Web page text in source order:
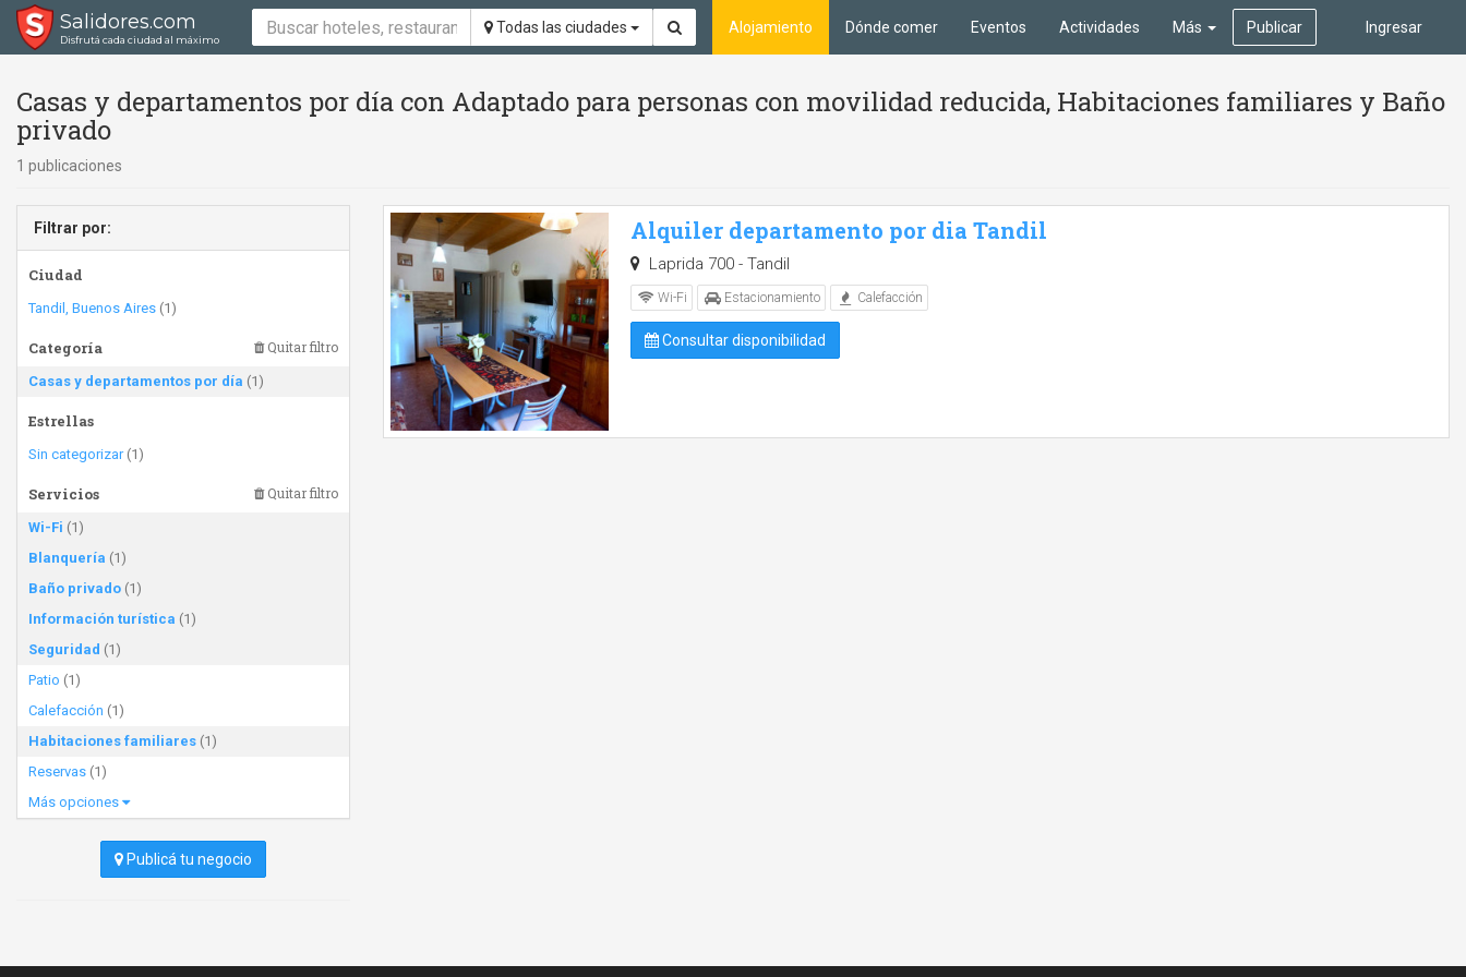
Salidores.com
Disfrutá cada ciudad al máximo
Todas las ciudades Ingresar
Alojamiento Dónde comer Eventos Actividades Más Publicar
Casas y departamentos por día con Adaptado para personas con movilidad reducida, Habitaciones familiares y Baño
privado
1 publicaciones
Filtrar por:
Ciudad
Tandil, Buenos Aires (1)
Categoría Quitar filtro
Casas y departamentos por día (1)
Estrellas
Sin categorizar(1)
Servicios Quitar filtro
Wi-Fi (1)
Blanquería (1)
Baño privado (1)
Información turística (1)
Seguridad (1)
Patio (1)
Calefacción (1)
Habitaciones familiares (1)
Reservas (1)
Más opciones
Publicá tu negocio
Alquiler departamento por dia Tandil
Laprida 700 - Tandil
Wi-Fi Estacionamiento Calefacción
Consultar disponibilidad